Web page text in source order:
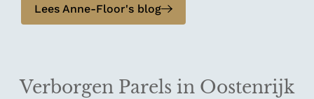
Lees Anne-Floor's blog
Verborgen Parels in Oostenrijk